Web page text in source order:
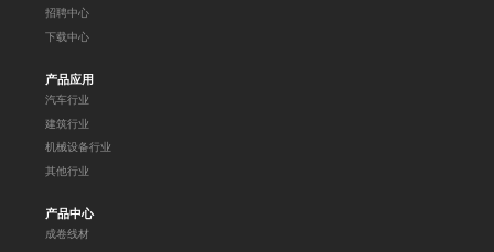
招聘中心
下载中心
产品应用
汽车行业
建筑行业
机械设备行业
其他行业
产品中心
成卷线材